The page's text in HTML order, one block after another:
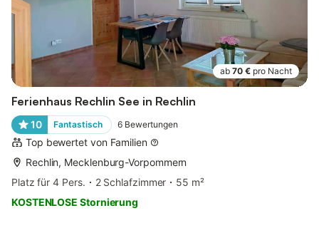
ab 70 € pro Nacht
Ferienhaus Rechlin See in Rechlin
10 Fantastisch 6 Bewertungen
Top bewertet von Familien
Rechlin, Mecklenburg-Vorpommern
Platz für 4 Pers.
2 Schlafzimmer
55 m²
KOSTENLOSE Stornierung